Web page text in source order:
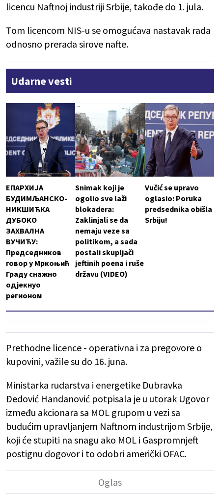
licencu Naftnoj industriji Srbije, takođe do 1. jula.
Tom licencom NIS-u se omogućava nastavak rada
odnosno prerada sirove nafte.
Udarne vesti
ЕПАРХИЈА
БУДИМЉАНСКО-
НИКШИЋКА
ДУБОКО
ЗАХВАЛНА
ВУЧИЋУ:
Председников
говор у Мркоњић
Граду снажно
одјекнуо
регионом
Snimak koji je
ogolio sve laži
blokadera:
Zaklinjali se da
nemaju veze sa
politikom, a sada
postali skupljači
jeftinih poena i ruše
državu (VIDEO)
Vučić se upravo
oglasio: Poruka
predsednika obišla
Srbiju!
Prethodne licence - operativna i za pregovore o
kupovini, važile su do 16. juna.
Ministarka rudarstva i energetike Dubravka
Đedović Handanović potpisala je u utorak Ugovor
između akcionara sa MOL grupom u vezi sa
budućim upravljanjem Naftnom industrijom Srbije,
koji će stupiti na snagu ako MOL i Gaspromnjeft
postignu dogovor i to odobri američki OFAC.